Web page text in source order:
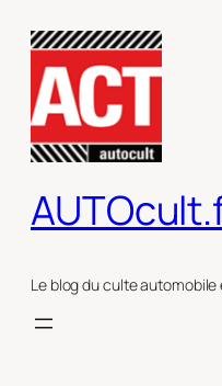
contenu
Le blog du culte